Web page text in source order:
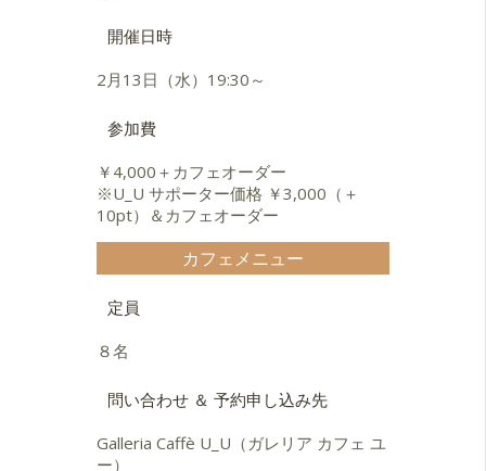
開催日時
2月13日（水）19:30～
参加費
￥4,000＋カフェオーダー
※U_U サポーター価格 ￥3,000（＋
10pt）＆カフェオーダー
カフェメニュー
定員
８名
問い合わせ ＆ 予約申し込み先
Galleria Caffè U_U（ガレリア カフェ ユ
ー）